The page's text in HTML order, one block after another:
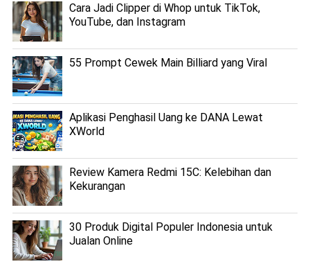
Cara Jadi Clipper di Whop untuk TikTok,
YouTube, dan Instagram
55 Prompt Cewek Main Billiard yang Viral
Aplikasi Penghasil Uang ke DANA Lewat
XWorld
Review Kamera Redmi 15C: Kelebihan dan
Kekurangan
30 Produk Digital Populer Indonesia untuk
Jualan Online